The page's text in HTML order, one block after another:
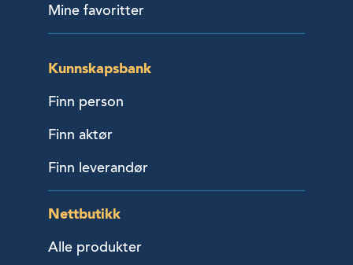
Mine favoritter
Kunnskapsbank
Finn person
Finn aktør
Finn leverandør
Nettbutikk
Alle produkter